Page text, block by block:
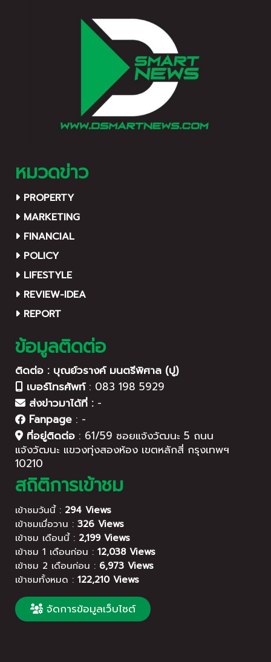
หมวดข่าว
PROPERTY
MARKETING
FINANCIAL
POLICY
LIFESTYLE
REVIEW-IDEA
REPORT
ข้อมูลติดต่อ
ติดต่อ : บุณย์วรางค์ มนตรีพิศาล (ปู)
เบอร์โทรศัพท์: 083 198 5929
ส่งข่าวมาได้ที่ : -
Fanpage : -
ที่อยู่ติดต่อ : 61/59 ซอยแจ้งวัฒนะ 5 ถนน
แจ้งวัฒนะ แขวงทุ่งสองห้อง เขตหลักสี่ กรุงเทพฯ
10210
สถิติการเข้าชม
เข้าชมวันนี้ : 294 Views
เข้าชมเมื่อวาน : 326 Views
เข้าชม เดือนนี้ : 2,199 Views
เข้าชม 1 เดือนก่อน : 12,038 Views
เข้าชม 2 เดือนก่อน : 6,973 Views
เข้าชมทั้งหมด : 122,210 Views
จัดการข้อมูลเว็บไซต์